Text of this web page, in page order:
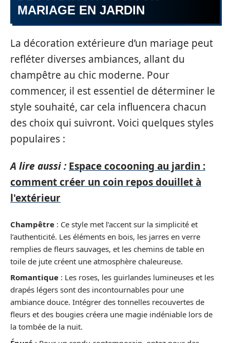
MARIAGE EN JARDIN
La décoration extérieure d’un mariage peut
refléter diverses ambiances, allant du
champêtre au chic moderne. Pour
commencer, il est essentiel de déterminer le
style souhaité, car cela influencera chacun
des choix qui suivront. Voici quelques styles
populaires :
A lire aussi : Espace cocooning au jardin :
comment créer un coin repos douillet à
l'extérieur
Champêtre : Ce style met l’accent sur la simplicité et
l’authenticité. Les éléments en bois, les jarres en verre
remplies de fleurs sauvages, et les chemins de table en
toile de jute créent une atmosphère chaleureuse.
Romantique : Les roses, les guirlandes lumineuses et les
drapés légers sont des incontournables pour une
ambiance douce. Intégrer des tonnelles recouvertes de
fleurs et des bougies créera une magie indéniable lors de
la tombée de la nuit.